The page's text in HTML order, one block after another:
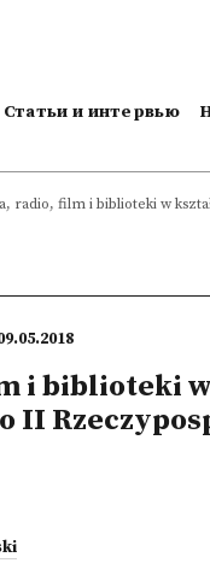
Статьи и интервью
radio, film i biblioteki w
i biblioteki
II